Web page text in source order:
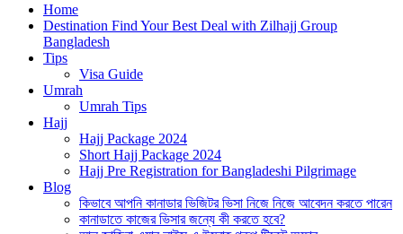
Home
Destination Find Your Best Deal with Zilhajj Group
Bangladesh
Tips
Visa Guide
Umrah
Umrah Tips
Hajj
Hajj Package 2024
Short Hajj Package 2024
Hajj Pre Registration for Bangladeshi Pilgrimage
Blog
কিভাবে আপনি কানাডার ভিজিটর ভিসা নিজে নিজে আবেদন করতে পারেন
কানাডাতে কাজের ভিসার জন্যে কী করতে হবে?